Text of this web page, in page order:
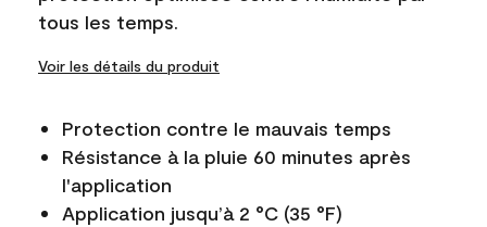
tous les temps.
Voir les détails du produit
Protection contre le mauvais temps
Résistance à la pluie 60 minutes après
l'application
Application jusqu’à 2 °C (35 °F)